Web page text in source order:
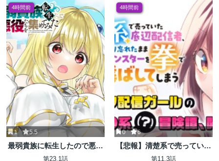
一幸せな少女にプロデュー
ス！〜
4時間前
1 5.5
最弱貴族に転生したので悪役
たちを集めてみた
第23.1話
4時間前
0 6
【悲報】清楚系で売っていた
底辺配信者、うっかり配信を
第11.3話